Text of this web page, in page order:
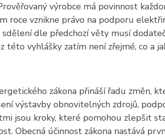
výrobce má povinnost
roce vznikne právo na podporu
dle předchozí věty musí
této vyhlášky zatím není zřejmé, co a
zákona přináší řadu změn,
výstavby obnovitelných zdrojů,
jsou kroky, které pomohou zlepšit
Obecná účinnost zákona nastává